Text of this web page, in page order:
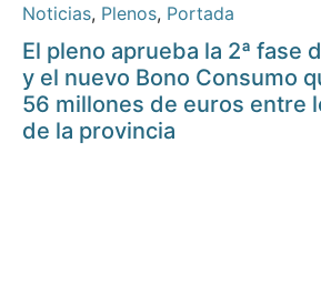
Noticias, Plenos, Portada
El pleno aprueba la 2ª fase
y el nuevo Bono Consumo
56 millones de euros entre
de la provincia